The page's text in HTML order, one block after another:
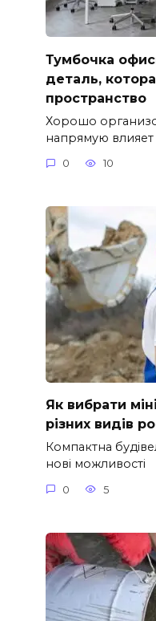
Тумбочка
деталь,
пространство
Хорошо
напрямую влияет
0 10
Як вибрати
різних видів
Компактна
нові можливості
0 5